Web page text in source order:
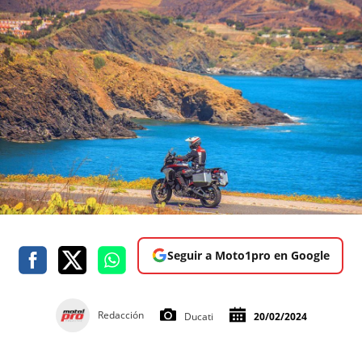
Seguir a Moto1pro en Google
Redacción Ducati 20/02/2024